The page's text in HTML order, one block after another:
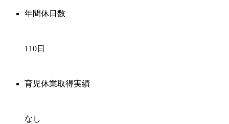
年間休日数
110日
育児休業取得実績
なし